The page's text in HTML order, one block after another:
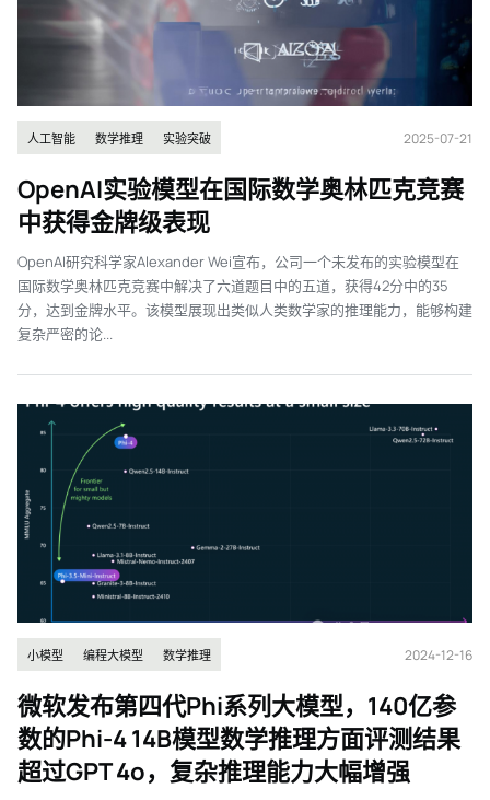
人工智能 数学推理 实验突破 2025-07-21
OpenAI实验模型在国际数学奥林匹克竞赛
中获得金牌级表现
OpenAI研究科学家Alexander Wei宣布，公司一个未发布的实验模型在
国际数学奥林匹克竞赛中解决了六道题目中的五道，获得42分中的35
分，达到金牌水平。该模型展现出类似人类数学家的推理能力，能够构建
复杂严密的论...
小模型 编程大模型 数学推理 2024-12-16
微软发布第四代Phi系列大模型，140亿参
数的Phi-4 14B模型数学推理方面评测结果
超过GPT 4o，复杂推理能力大幅增强